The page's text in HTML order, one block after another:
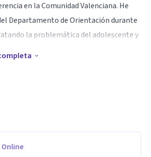
en la Comunidad Valenciana. He
Departamento de Orientación durante
la problemática del adolescente y
la parte principal de Letra Psi, es una
Trabajando las ideas o
percibirlos, se puede crecer mucho
Online